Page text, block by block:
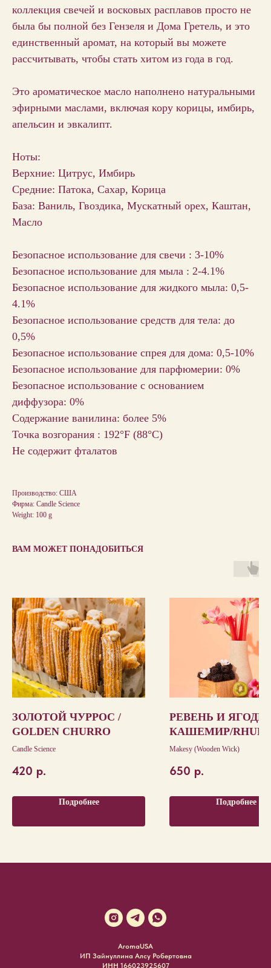
коллекция свечей и восковых расплавов просто не
была бы полной без Гензеля и Дома Гретель, и это
единственный аромат, на который вы можете
рассчитывать, чтобы стать хитом из года в год.
Это ароматическое масло наполнено натуральными
эфирными маслами, включая кору корицы, имбирь,
апельсин и эвкалипт.
Ноты:
Верхние: Цитрус, Имбирь
Средние: Патока, Сахар, Корица
База: Ваниль, Гвоздика, Мускатный орех, Каштан,
Масло
Безопасное использование для свечи : 3-10%
Безопасное использование для мыла : 2-4.1%
Безопасное использование для жидкого мыла: 0,5-
4.1%
Безопасное использование средств для тела: до
0,5%
Безопасное использование спрея для дома: 0,5-10%
Безопасное использование для парфюмерии: 0%
Безопасное использование с основанием
диффузора: 0%
Содержание ванилина: более 5%
Точка возгорания : 192°F (88°С)
Не содержит фталатов
Производство: США
Фирма: Candle Science
Weight: 100 g
ВАМ МОЖЕТ ПОНАДОБИТЬСЯ
ЗОЛОТОЙ ЧУРРОС /
GOLDEN CHURRO
Candle Science
420 р.
Подробнее
РЕВЕНЬ И
КАШЕМИР/
BERRY
Makesy (Wooden Wick)
650 р.
Подробнее
AromaUSA
ИП Зайнуллина Алсу Робертовна
ИНН 166023925607